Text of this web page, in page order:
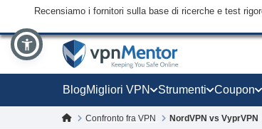
Recensiamo i fornitori sulla base di ricerche e test
BlogMigliori VPN Strumenti Coupon
Confronto fra VPN NordVPN vs VyprVPN